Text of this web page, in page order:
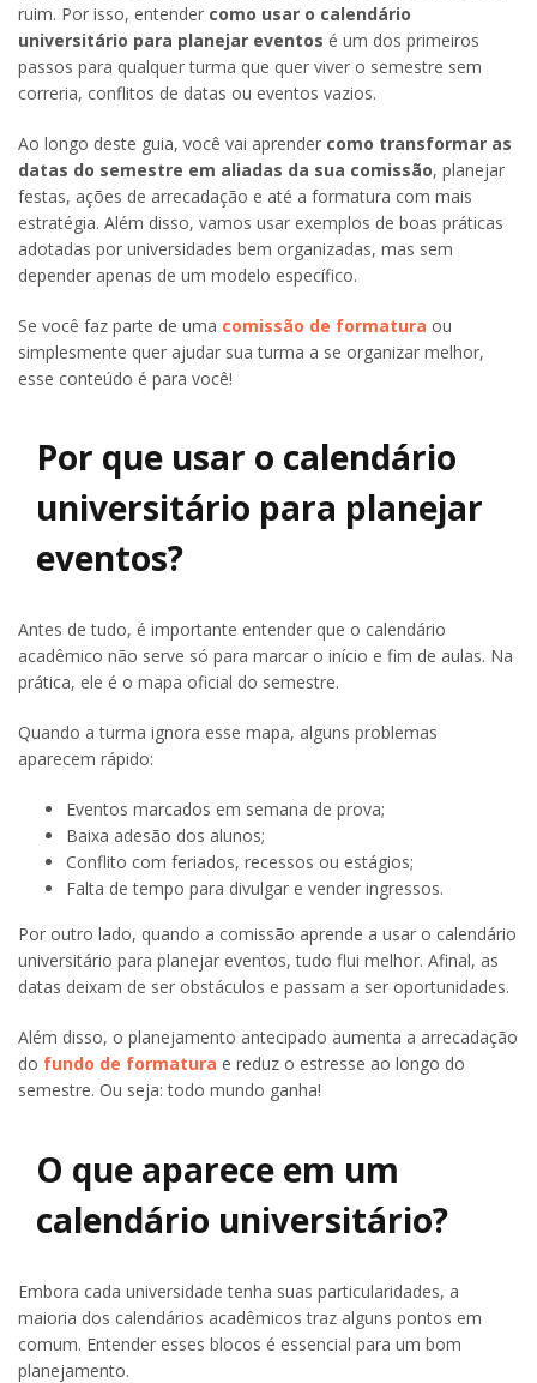
ruim. Por isso, entender como usar o calendário
universitário para planejar eventos é um dos primeiros
passos para qualquer turma que quer viver o semestre sem
correria, conflitos de datas ou eventos vazios.
Ao longo deste guia, você vai aprender como transformar as
datas do semestre em aliadas da sua comissão, planejar
festas, ações de arrecadação e até a formatura com mais
estratégia. Além disso, vamos usar exemplos de boas práticas
adotadas por universidades bem organizadas, mas sem
depender apenas de um modelo específico.
Se você faz parte de uma comissão de formatura ou
simplesmente quer ajudar sua turma a se organizar melhor,
esse conteúdo é para você!
Por que usar o calendário
universitário para planejar
eventos?
Antes de tudo, é importante entender que o calendário
acadêmico não serve só para marcar o início e fim de aulas. Na
prática, ele é o mapa oficial do semestre.
Quando a turma ignora esse mapa, alguns problemas
aparecem rápido:
Eventos marcados em semana de prova;
Baixa adesão dos alunos;
Conflito com feriados, recessos ou estágios;
Falta de tempo para divulgar e vender ingressos.
Por outro lado, quando a comissão aprende a usar o calendário
universitário para planejar eventos, tudo flui melhor. Afinal, as
datas deixam de ser obstáculos e passam a ser oportunidades.
Além disso, o planejamento antecipado aumenta a arrecadação
do fundo de formatura e reduz o estresse ao longo do
semestre. Ou seja: todo mundo ganha!
O que aparece em um
calendário universitário?
Embora cada universidade tenha suas particularidades, a
maioria dos calendários acadêmicos traz alguns pontos em
comum. Entender esses blocos é essencial para um bom
planejamento.